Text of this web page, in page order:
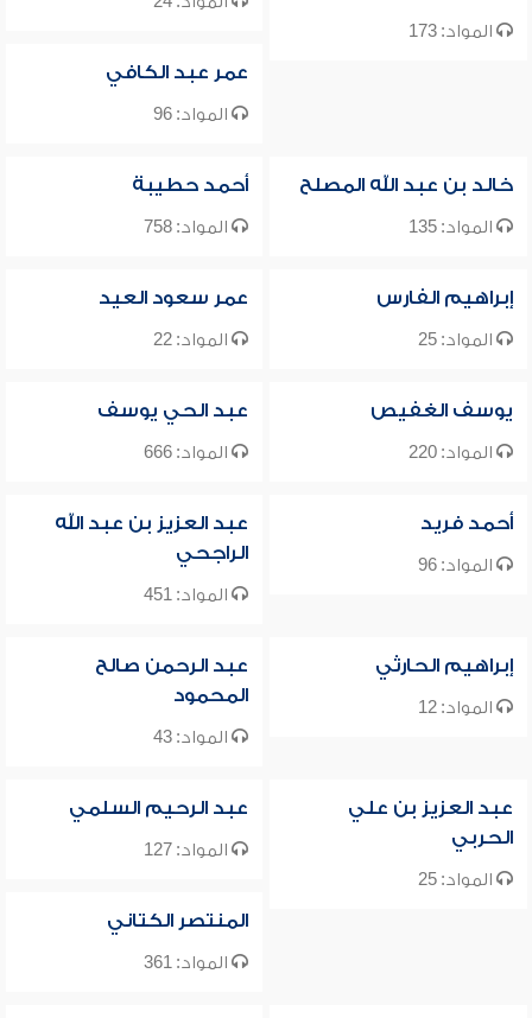
المواد: 173
عمر عبد الكافي
المواد: 96
خالد بن عبد الله المصلح
المواد: 135
أحمد حطيبة
المواد: 758
إبراهيم الفارس
المواد: 25
عمر سعود العيد
المواد: 22
يوسف الغفيص
المواد: 220
عبد الحي يوسف
المواد: 666
أحمد فريد
المواد: 96
عبد العزيز بن عبد الله
الراجحي
المواد: 451
إبراهيم الحارثي
المواد: 12
عبد الرحمن صالح
المحمود
المواد: 43
عبد العزيز بن علي
الحربي
المواد: 25
عبد الرحيم السلمي
المواد: 127
المنتصر الكتاني
المواد: 361